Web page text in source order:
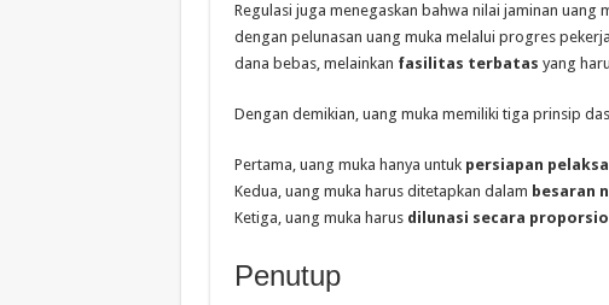
Regulasi juga menegaskan bahwa nilai jaminan
dengan pelunasan uang muka melalui progres
dana bebas, melainkan fasilitas terbatas yang
Dengan demikian, uang muka memiliki tiga prinsip
Pertama, uang muka hanya untuk persiapan
Kedua, uang muka harus ditetapkan dalam besaran
Ketiga, uang muka harus dilunasi secara
Penutup